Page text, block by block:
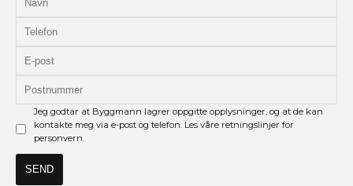
Jeg godtar at Byggmann lagrer oppgitte opplysninger, og at de kan
kontakte meg via e-post og telefon. Les våre retningslinjer for
personvern.